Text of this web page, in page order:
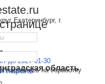
область
пароль
Екатеринбург, г.
до 2027-01-30
на обработку